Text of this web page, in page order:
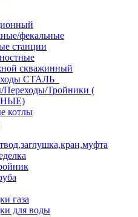
фекальные
станции
скважинный
СТАЛЬ
Переходы/Тройники (
котлы
газа
для воды